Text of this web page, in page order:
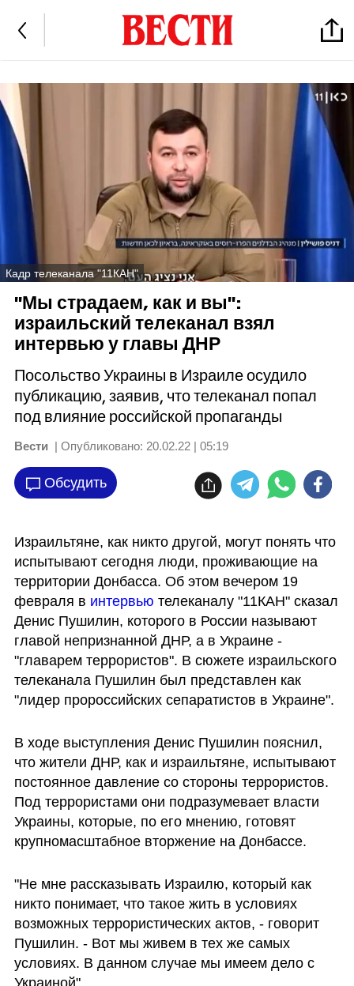
Кадр телеканала "11КАН"
"Мы страдаем, как и вы":
израильский телеканал взял
интервью у главы ДНР
Посольство Украины в Израиле осудило
публикацию, заявив, что телеканал попал
под влияние российской пропаганды
Вести | Опубликовано: 20.02.22 | 05:19
Обсудить
Израильтяне, как никто другой, могут понять что
испытывают сегодня люди, проживающие на
территории Донбасса. Об этом вечером 19
февраля в интервью телеканалу "11КАН" сказал
Денис Пушилин, которого в России называют
главой непризнанной ДНР, а в Украине -
"главарем террористов". В сюжете израильского
телеканала Пушилин был представлен как
"лидер пророссийских сепаратистов в Украине".
В ходе выступления Денис Пушилин пояснил,
что жители ДНР, как и израильтяне, испытывают
постоянное давление со стороны террористов.
Под террористами они подразумевает власти
Украины, которые, по его мнению, готовят
крупномасштабное вторжение на Донбассе.
"Не мне рассказывать Израилю, который как
никто понимает, что такое жить в условиях
возможных террористических актов, - говорит
Пушилин. - Вот мы живем в тех же самых
условиях. В данном случае мы имеем дело с
Украиной".